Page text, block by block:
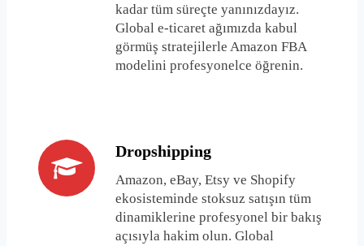
kadar tüm süreçte yanınızdayız.
Global e-ticaret ağımızda kabul
görmüş stratejilerle Amazon FBA
modelini profesyonelce öğrenin.
Dropshipping
Amazon, eBay, Etsy ve Shopify
ekosisteminde stoksuz satışın tüm
dinamiklerine profesyonel bir bakış
açısıyla hakim olun. Global